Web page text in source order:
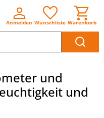
Anmelden Wunschliste Warenkorb
und
und